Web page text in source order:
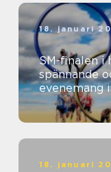
18. januari
SM-finalen i
spännande
evenemang
18. januari